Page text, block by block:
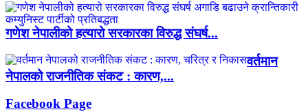
गणेश नेपालीको हत्यारो सरकारका विरुद्ध संघर्ष...
वर्तमान
नेपालको राजनीतिक संकट : कारण,...
Facebook Page